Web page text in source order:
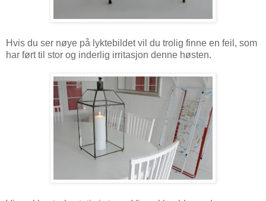
Hvis du ser nøye på lyktebildet vil du trolig finne en feil, som
har ført til stor og inderlig irritasjon denne høsten.